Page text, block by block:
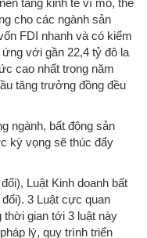
cho các ngành sản
FDI nhanh và có kiểm
với gần 22,4 tỷ đô la
cao nhất trong năm
tăng trưởng đồng đều
ngành, bất động sản
kỳ vọng sẽ thúc đẩy
Luật Kinh doanh bất
3 Luật cực quan
gian tới 3 luật này
lý, quy trình triển